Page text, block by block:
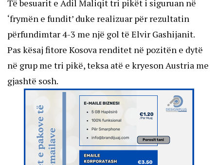
Të besuarit e Adil Maliqit tri pikët i siguruan në
‘frymën e fundit’ duke realizuar për rezultatin
përfundimtar 4-3 me një gol të Elvir Gashijanit.
Pas kësaj fitore Kosova renditet në pozitën e dytë
në grup me tri pikë, teksa atë e kryeson Austria me
gjashtë sosh.